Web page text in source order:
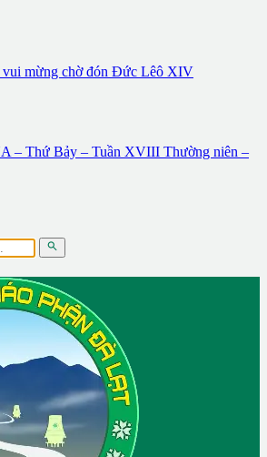
vui mừng chờ đón Đức Lêô XIV
– Thứ Bảy – Tuần XVIII Thường niên –
